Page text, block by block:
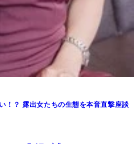
！？ 露出女たちの生態を本音直撃座談